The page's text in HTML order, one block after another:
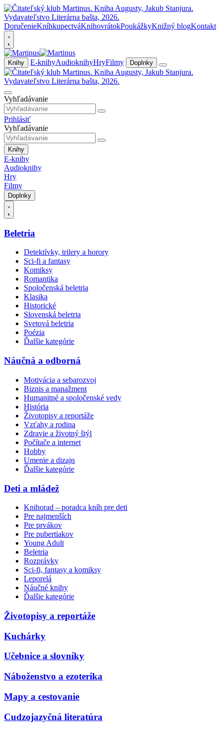
DoručenieKníhkupectváKnihovrátokPoukážkyKnižný blogKontakt
Knihy E-knihyAudioknihyHryFilmy Doplnky
Vyhľadávanie
Prihlásiť
Vyhľadávanie
Knihy
E-knihy
Audioknihy
Hry
Filmy
Doplnky
Beletria
Detektívky, trilery a horory
Sci-fi a fantasy
Komiksy
Romantika
Spoločenská beletria
Klasika
Historické
Slovenská beletria
Svetová beletria
Poézia
Ďalšie kategórie
Náučná a odborná
Motivácia a sebarozvoj
Biznis a manažment
Humanitné a spoločenské vedy
História
Životopisy a reportáže
Vzťahy a rodina
Zdravie a životný štýl
Počítače a internet
Hobby
Umenie a dizajn
Ďalšie kategórie
Deti a mládež
Knihorad – poradca kníh pre deti
Pre najmenších
Pre prvákov
Pre pubertiakov
Young Adult
Beletria
Rozprávky
Sci-fi, fantasy a komiksy
Leporelá
Náučné knihy
Ďalšie kategórie
Životopisy a reportáže
Kuchárky
Učebnice a slovníky
Náboženstvo a ezoterika
Mapy a cestovanie
Cudzojazyčná literatúra